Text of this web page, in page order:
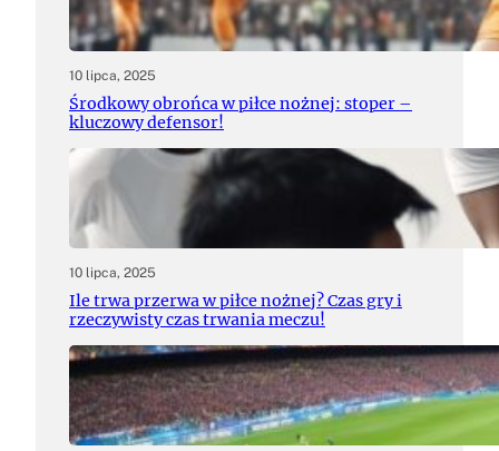
10 lipca, 2025
Środkowy obrońca w piłce nożnej: stoper –
kluczowy defensor!
10 lipca, 2025
Ile trwa przerwa w piłce nożnej? Czas gry i
rzeczywisty czas trwania meczu!